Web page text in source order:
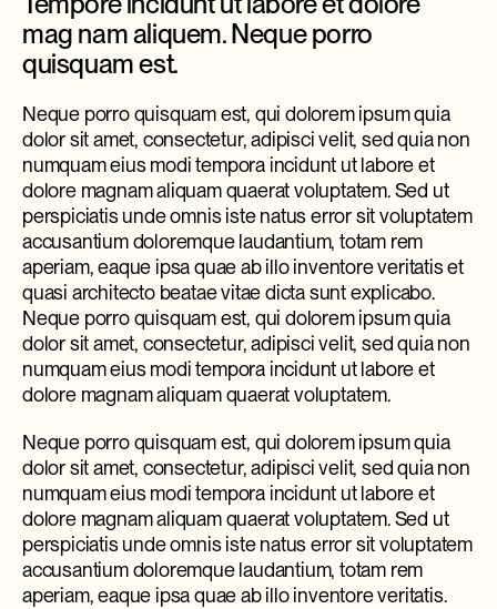
mag nam aliquem. Neque porro
quisquam est.
Neque porro quisquam est, qui dolorem ipsum quia
dolor sit amet, consectetur, adipisci velit, sed quia non
numquam eius modi tempora incidunt ut labore et
dolore magnam aliquam quaerat voluptatem. Sed ut
perspiciatis unde omnis iste natus error sit voluptatem
accusantium doloremque laudantium, totam rem
aperiam, eaque ipsa quae ab illo inventore veritatis et
quasi architecto beatae vitae dicta sunt explicabo.
Neque porro quisquam est, qui dolorem ipsum quia
dolor sit amet, consectetur, adipisci velit, sed quia non
numquam eius modi tempora incidunt ut labore et
dolore magnam aliquam quaerat voluptatem.
Neque porro quisquam est, qui dolorem ipsum quia
dolor sit amet, consectetur, adipisci velit, sed quia non
numquam eius modi tempora incidunt ut labore et
dolore magnam aliquam quaerat voluptatem. Sed ut
perspiciatis unde omnis iste natus error sit voluptatem
accusantium doloremque laudantium, totam rem
aperiam, eaque ipsa quae ab illo inventore veritatis.